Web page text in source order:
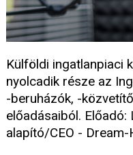
Külföldi ingatlanpiaci
nyolcadik része az
-beruházók, -
előadásaiból. Előadó:
alapító/CEO -